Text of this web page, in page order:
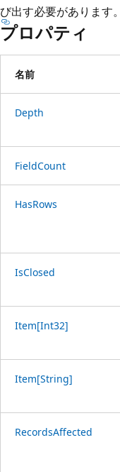
び出す必要があります。
プロパティ
名前
Depth
FieldCount
HasRows
IsClosed
Item[Int32]
Item[String]
RecordsAffected